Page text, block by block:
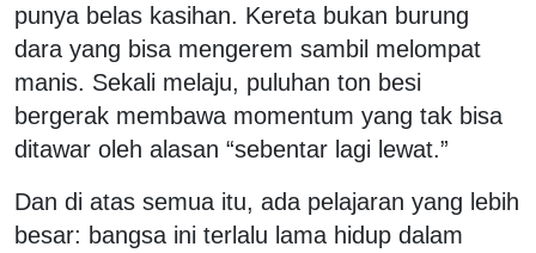
punya belas kasihan. Kereta bukan burung
dara yang bisa mengerem sambil melompat
manis. Sekali melaju, puluhan ton besi
bergerak membawa momentum yang tak bisa
ditawar oleh alasan “sebentar lagi lewat.”
Dan di atas semua itu, ada pelajaran yang lebih
besar: bangsa ini terlalu lama hidup dalam